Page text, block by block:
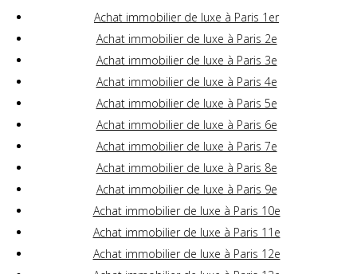
Achat immobilier de luxe à Paris 1er
Achat immobilier de luxe à Paris 2e
Achat immobilier de luxe à Paris 3e
Achat immobilier de luxe à Paris 4e
Achat immobilier de luxe à Paris 5e
Achat immobilier de luxe à Paris 6e
Achat immobilier de luxe à Paris 7e
Achat immobilier de luxe à Paris 8e
Achat immobilier de luxe à Paris 9e
Achat immobilier de luxe à Paris 10e
Achat immobilier de luxe à Paris 11e
Achat immobilier de luxe à Paris 12e